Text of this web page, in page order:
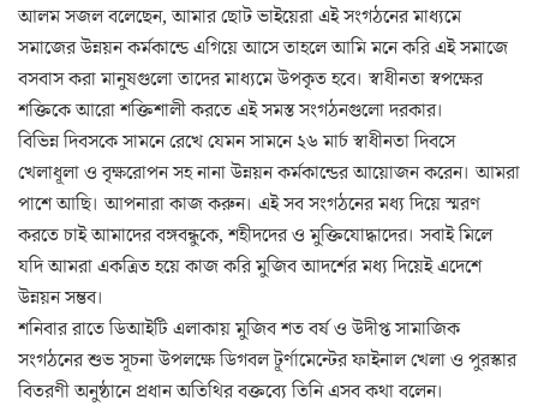
আলম সজল বলেছেন, আমার ছোট ভাইয়েরা এই সংগঠনের মাধ্যমে
সমাজের উন্নয়ন কর্মকান্ডে এগিয়ে আসে তাহলে আমি মনে করি এই সমাজে
বসবাস করা মানুষগুলো তাদের মাধ্যমে উপকৃত হবে। স্বাধীনতা স্বপক্ষের
শক্তিকে আরো শক্তিশালী করতে এই সমস্ত সংগঠনগুলো দরকার।
বিভিন্ন দিবসকে সামনে রেখে যেমন সামনে ২৬ মার্চ স্বাধীনতা দিবসে
খেলাধূলা ও বৃক্ষরোপন সহ নানা উন্নয়ন কর্মকান্ডের আয়োজন করেন। আমরা
পাশে আছি। আপনারা কাজ করুন। এই সব সংগঠনের মধ্য দিয়ে স্মরণ
করতে চাই আমাদের বঙ্গবন্ধুকে, শহীদদের ও মুক্তিযোদ্ধাদের। সবাই মিলে
যদি আমরা একত্রিত হয়ে কাজ করি মুজিব আদর্শের মধ্য দিয়েই এদেশে
উন্নয়ন সম্ভব।
শনিবার রাতে ডিআইটি এলাকায় মুজিব শত বর্ষ ও উদীপ্ত সামাজিক
সংগঠনের শুভ সূচনা উপলক্ষে ডিগবল টূর্ণামেন্টের ফাইনাল খেলা ও পুরস্কার
বিতরণী অনুষ্ঠানে প্রধান অতিথির বক্তব্যে তিনি এসব কথা বলেন।